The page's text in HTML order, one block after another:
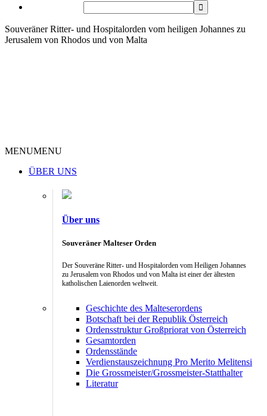
Souveräner Ritter- und Hospitalorden vom heiligen Johannes zu
Jerusalem von Rhodos und von Malta
MENUMENU
ÜBER UNS
Über uns
Souveräner Malteser Orden
Der Souveräne Ritter- und Hospitalorden vom Heiligen Johannes
zu Jerusalem von Rhodos und von Malta ist einer der ältesten
katholischen Laienorden weltweit.
Geschichte des Malteserordens
Botschaft bei der Republik Österreich
Ordensstruktur Großpriorat von Österreich
Gesamtorden
Ordensstände
Verdienstauszeichnung Pro Merito Melitensi
Die Grossmeister/Grossmeister-Statthalter
Literatur